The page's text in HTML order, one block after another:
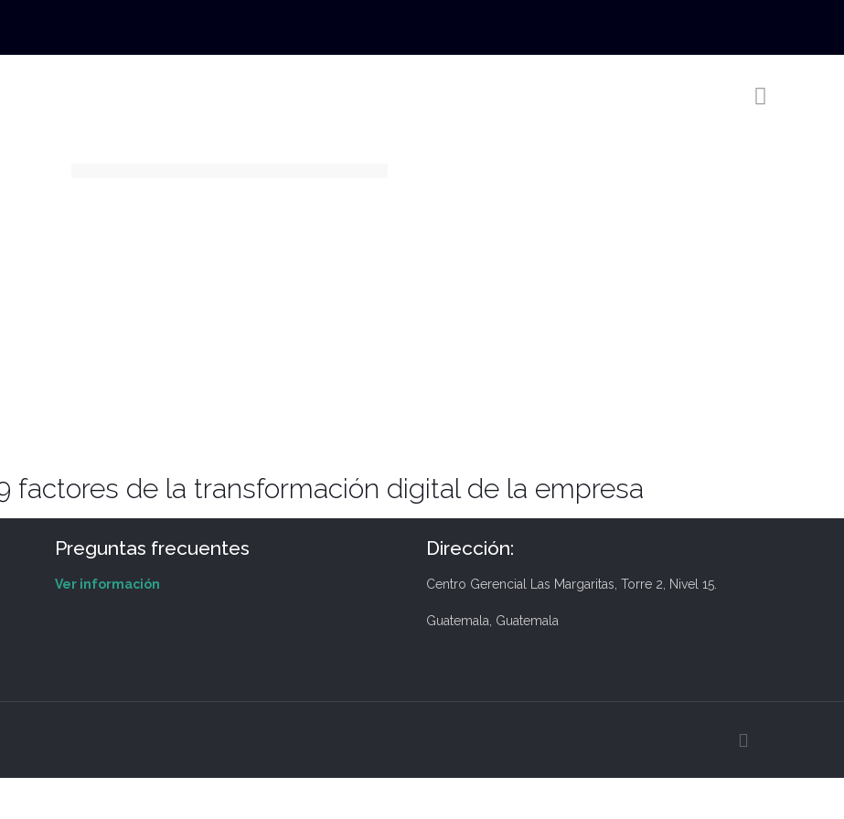
factores de la transformación digital de la empresa
Preguntas frecuentes
Ver información
Dirección:
Centro Gerencial Las Margaritas, Torre 2, Nivel 15.
Guatemala, Guatemala